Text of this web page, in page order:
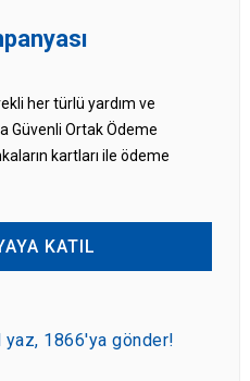
her türlü yardım ve
Güvenli Ortak Ödeme
kartları ile ödeme
KATIL
yaz, 1866'ya gönder!